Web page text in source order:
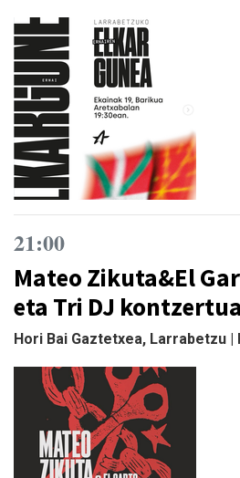
21:00
Mateo Zikuta&El
eta Tri DJ
Hori Bai Gaztetxea, Larrabetzu